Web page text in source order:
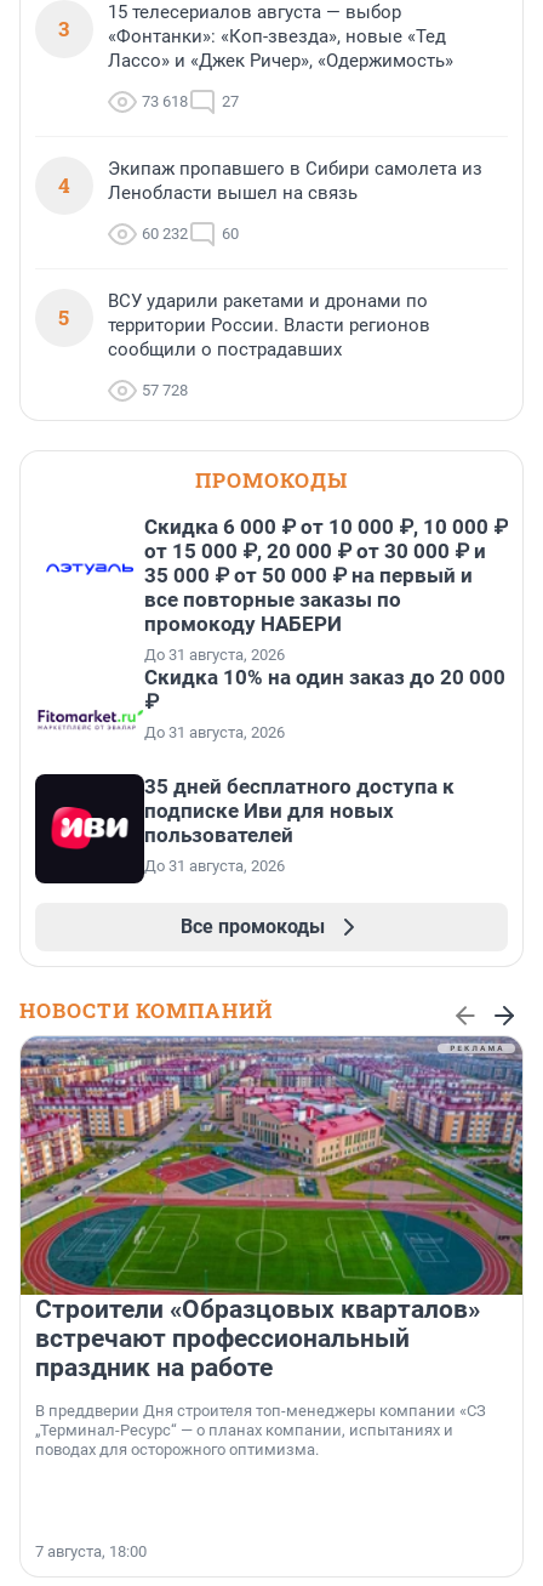
3
15 телесериалов августа — выбор
«Фонтанки»: «Коп-звезда», новые «Тед
Лассо» и «Джек Ричер», «Одержимость»
73 618 27
4
Экипаж пропавшего в Сибири самолета из
Ленобласти вышел на связь
60 232 60
5
ВСУ ударили ракетами и дронами по
территории России. Власти регионов
сообщили о пострадавших
57 728
ПРОМОКОДЫ
Скидка 6 000 ₽ от 10 000 ₽, 10 000 ₽
от 15 000 ₽, 20 000 ₽ от 30 000 ₽ и
35 000 ₽ от 50 000 ₽ на первый и
все повторные заказы по
промокоду НАБЕРИ
До 31 августа, 2026
Скидка 10% на один заказ до 20 000
₽
До 31 августа, 2026
35 дней бесплатного доступа к
подписке Иви для новых
пользователей
До 31 августа, 2026
Все промокоды
НОВОСТИ КОМПАНИЙ
Строители «Образцовых кварталов»
встречают профессиональный
праздник на работе
В преддверии Дня строителя топ-менеджеры компании «СЗ
„Терминал-Ресурс“ — о планах компании, испытаниях и
поводах для осторожного оптимизма.
7 августа, 18:00